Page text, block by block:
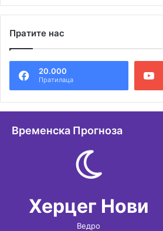
Пратите нас
20.000
Пратилаца
Временска Прогноза
Херцег Нови
Ведро